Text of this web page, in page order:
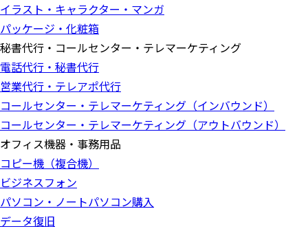
イラスト・キャラクター・マンガ
パッケージ・化粧箱
秘書代行・コールセンター・テレマーケティング
電話代行・秘書代行
営業代行・テレアポ代行
コールセンター・テレマーケティング（インバウンド）
コールセンター・テレマーケティング（アウトバウンド）
オフィス機器・事務用品
コピー機（複合機）
ビジネスフォン
パソコン・ノートパソコン購入
データ復旧